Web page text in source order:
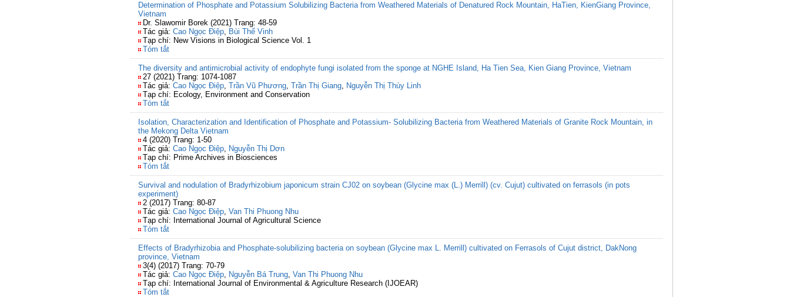
Determination of Phosphate and Potassium Solubilizing Bacteria from Weathered Materials of Denatured Rock Mountain, HaTien, KienGiang Province,
Vietnam
Dr. Slawomir Borek (2021) Trang: 48-59
Tác giả: Cao Ngọc Điệp, Bùi Thế Vinh
Tạp chí: New Visions in Biological Science Vol. 1
Tóm tắt
The diversity and antimicrobial activity of endophyte fungi isolated from the sponge at NGHE Island, Ha Tien Sea, Kien Giang Province, Vietnam
27 (2021) Trang: 1074-1087
Tác giả: Cao Ngọc Điệp, Trần Vũ Phương, Trần Thị Giang, Nguyễn Thị Thùy Linh
Tạp chí: Ecology, Environment and Conservation
Tóm tắt
Isolation, Characterization and Identification of Phosphate and Potassium- Solubilizing Bacteria from Weathered Materials of Granite Rock Mountain, in
the Mekong Delta Vietnam
4 (2020) Trang: 1-50
Tác giả: Cao Ngọc Điệp, Nguyễn Thị Dơn
Tạp chí: Prime Archives in Biosciences
Tóm tắt
Survival and nodulation of Bradyrhizobium japonicum strain CJ02 on soybean (Glycine max (L.) Merrill) (cv. Cujut) cultivated on ferrasols (in pots
experiment)
2 (2017) Trang: 80-87
Tác giả: Cao Ngọc Điệp, Van Thi Phuong Nhu
Tạp chí: International Journal of Agricultural Science
Tóm tắt
Effects of Bradyrhizobia and Phosphate-solubilizing bacteria on soybean (Glycine max L. Merrill) cultivated on Ferrasols of Cujut district, DakNong
province, Vietnam
3(4) (2017) Trang: 70-79
Tác giả: Cao Ngọc Điệp, Nguyễn Bá Trung, Van Thi Phuong Nhu
Tạp chí: International Journal of Environmental & Agriculture Research (IJOEAR)
Tóm tắt